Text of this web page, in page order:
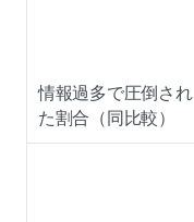
情報過多で圧倒され
た割合（同比較）